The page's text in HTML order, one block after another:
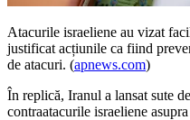
Atacurile israeliene au vizat
justificat acțiunile ca fiind
de atacuri. (apnews.com)
În replică, Iranul a lansat sute
contraatacurile israeliene